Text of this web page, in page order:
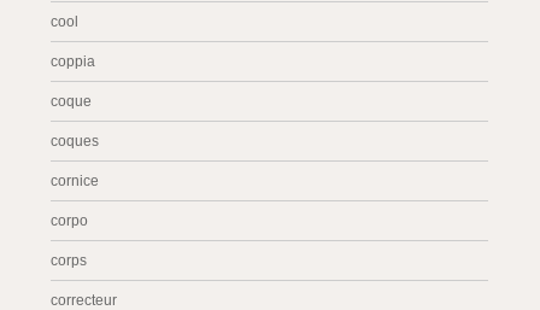
cool
coppia
coque
coques
cornice
corpo
corps
correcteur